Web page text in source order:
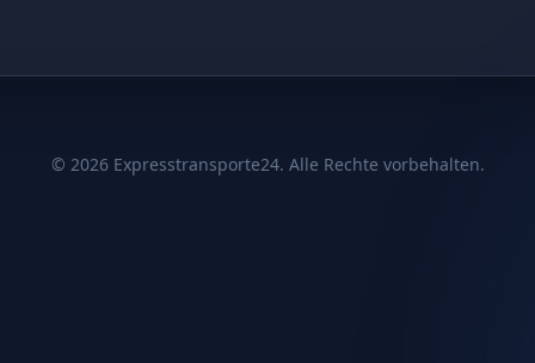
© 2026Expresstransporte24. Alle Rechte vorbehalten.